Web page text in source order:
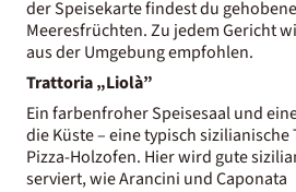
der Speisekarte findest du
Meeresfrüchten. Zu jedem Gericht
aus der Umgebung empfohlen.
Trattoria „Liolà”
Ein farbenfroher Speisesaal und
die Küste – eine typisch
Pizza-Holzofen. Hier wird gute
serviert, wie Arancini und Caponata